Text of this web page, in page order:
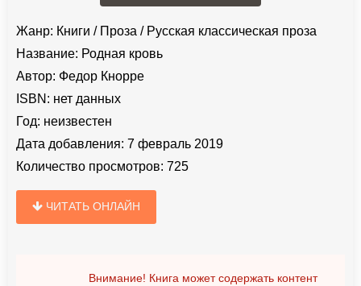
Жанр: Книги / Проза / Русская классическая проза
Название: Родная кровь
Автор: Федор Кнорре
ISBN: нет данных
Год: неизвестен
Дата добавления: 7 февраль 2019
Количество просмотров: 725
ЧИТАТЬ ОНЛАЙН
Внимание! Книга может содержать контент